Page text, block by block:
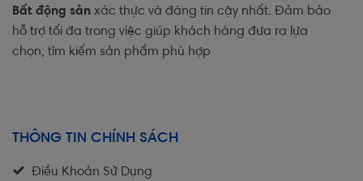
Bất động sản xác thực và đáng tin cậy nhất. Đảm bảo
hỗ trợ tối đa trong việc giúp khách hàng đưa ra lựa
chọn, tìm kiếm sản phẩm phù hợp
THÔNG TIN CHÍNH SÁCH
Điều Khoản Sử Dụng